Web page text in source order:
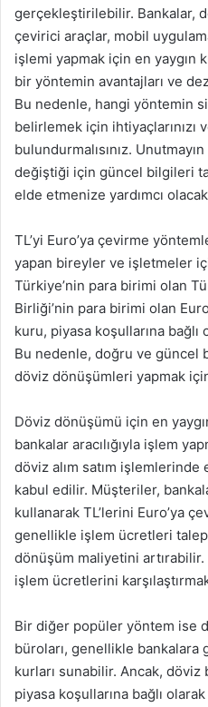
gerçekleştirilebilir. Bankalar,
çevirici araçlar, mobil
işlemi yapmak için en yaygın
bir yöntemin avantajları ve
Bu nedenle, hangi yöntemin
belirlemek için ihtiyaçlarınızı
bulundurmalısınız.
değiştiği için güncel bilgileri
elde etmenize yardımcı
TL’yi Euro’ya çevirme
yapan bireyler ve işletmeler
Türkiye’nin para birimi olan
Birliği’nin para birimi olan
kuru, piyasa koşullarına
Bu nedenle, doğru ve güncel
döviz dönüşümleri yapmak
Döviz dönüşümü için en
bankalar aracılığıyla işlem
döviz alım satım
kabul edilir. Müşteriler,
kullanarak TL’lerini Euro’ya
genellikle işlem ücretleri
dönüşüm maliyetini
işlem ücretlerini
Bir diğer popüler yöntem ise
büroları, genellikle bankalara
kurları sunabilir. Ancak, döviz
piyasa koşullarına bağlı